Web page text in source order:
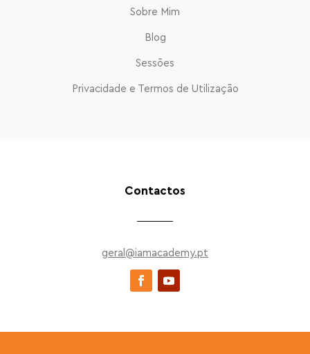
Sobre Mim
Blog
Sessões
Privacidade e Termos de Utilização
Contactos
geral@iamacademy.pt